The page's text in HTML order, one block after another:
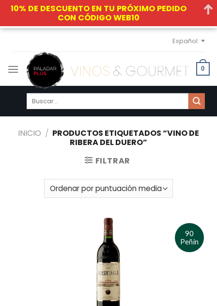
Skip
content
Español
0
Buscar
INICIO / PRODUCTOS ETIQUETADOS “VINO DE
RIBERA DEL DUERO”
FILTRAR
90
Peñín
10% DE DESCUENTO EN TU PRÓXIMO PEDIDO
CON CÓDIGO WEB10